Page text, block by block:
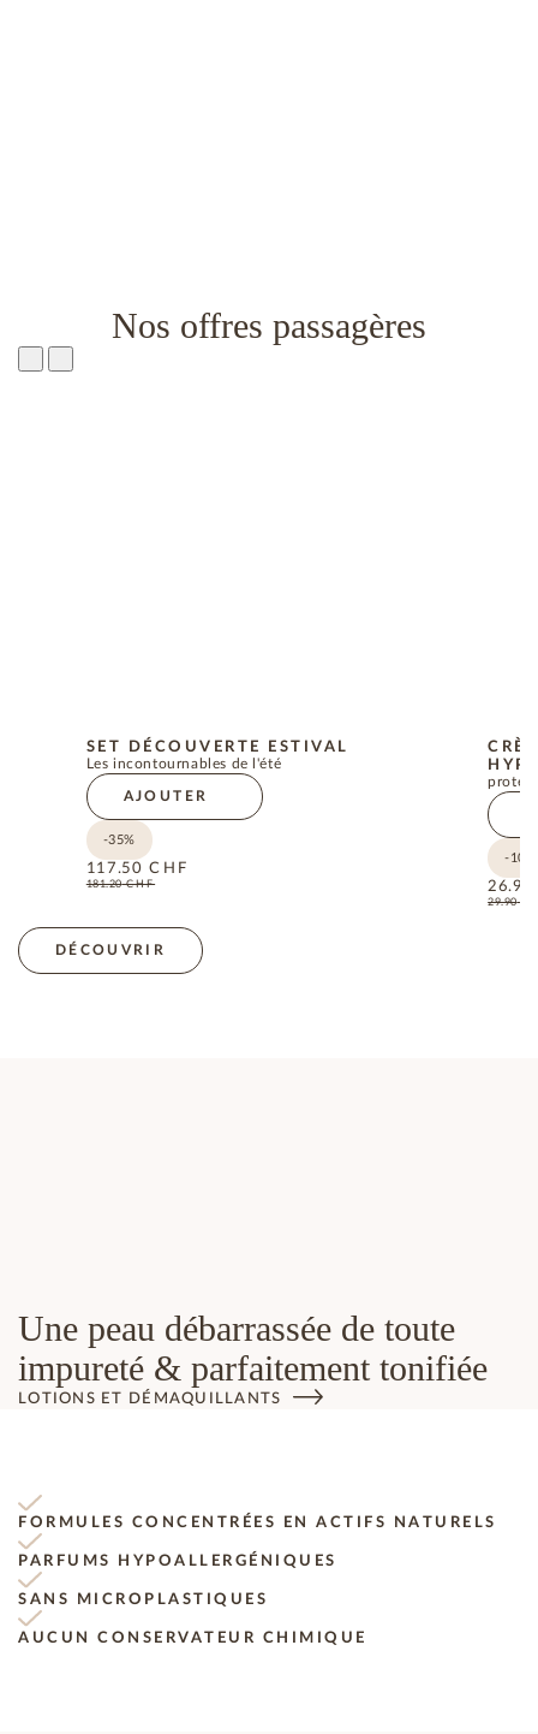
Nos offres passagères
SET DÉCOUVERTE ESTIVAL
Les incontournables de l'été
AJOUTER
-35%
117.50 CHF
181.20CHF
-10%
26.90
29.90
DÉCOUVRIR
Une peau débarrassée de toute
impureté & parfaitement tonifiée
LOTIONS ET DÉMAQUILLANTS
FORMULES CONCENTRÉES EN ACTIFS NATURELS
PARFUMS HYPOALLERGÉNIQUES
SANS MICROPLASTIQUES
AUCUN CONSERVATEUR CHIMIQUE